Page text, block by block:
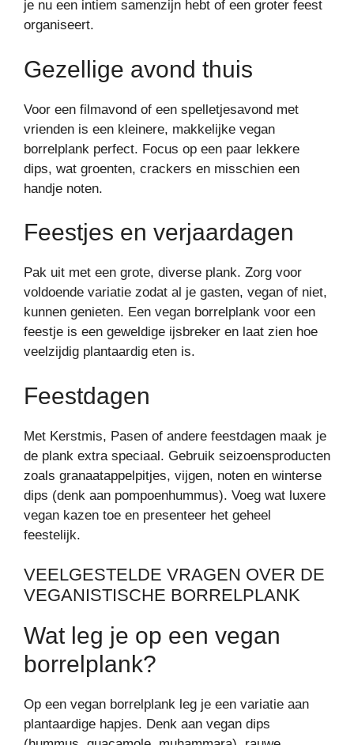
je nu een intiem samenzijn hebt of een groter feest
organiseert.
Gezellige avond thuis
Voor een filmavond of een spelletjesavond met
vrienden is een kleinere, makkelijke vegan
borrelplank perfect. Focus op een paar lekkere
dips, wat groenten, crackers en misschien een
handje noten.
Feestjes en verjaardagen
Pak uit met een grote, diverse plank. Zorg voor
voldoende variatie zodat al je gasten, vegan of niet,
kunnen genieten. Een vegan borrelplank voor een
feestje is een geweldige ijsbreker en laat zien hoe
veelzijdig plantaardig eten is.
Feestdagen
Met Kerstmis, Pasen of andere feestdagen maak je
de plank extra speciaal. Gebruik seizoensproducten
zoals granaatappelpitjes, vijgen, noten en winterse
dips (denk aan pompoenhummus). Voeg wat luxere
vegan kazen toe en presenteer het geheel
feestelijk.
VEELGESTELDE VRAGEN OVER DE
VEGANISTISCHE BORRELPLANK
Wat leg je op een vegan
borrelplank?
Op een vegan borrelplank leg je een variatie aan
plantaardige hapjes. Denk aan vegan dips